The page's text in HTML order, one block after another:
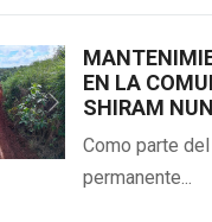
Next
EN LA
SHIRAM
Como parte
permanente...